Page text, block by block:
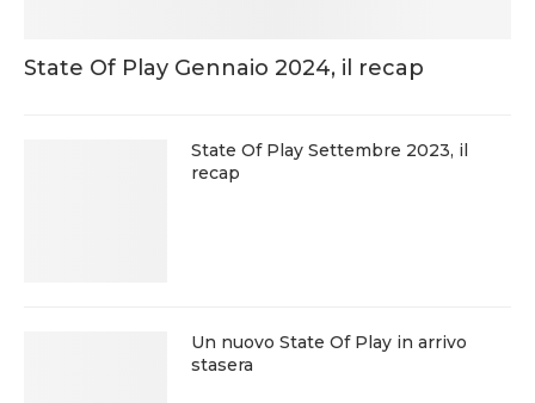
State Of Play Gennaio 2024, il recap
State Of Play Settembre 2023, il
recap
Un nuovo State Of Play in arrivo
stasera